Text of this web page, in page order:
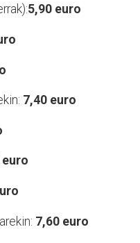
5,90 euro
7,40 euro
euro
7,60 euro